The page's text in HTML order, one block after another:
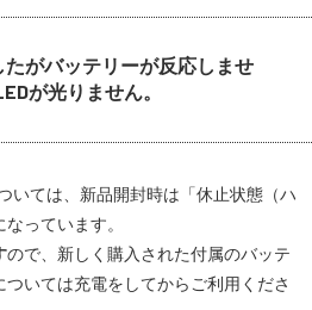
ナー
のお客様
扱店舗一覧
がバッテリーが反応しませ
が光りません。
いては、新品開封時は「休止状態（ハ
っています。
ので、新しく購入された付属のバッテ
いては充電をしてからご利用くださ